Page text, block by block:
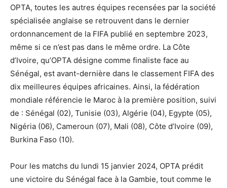
OPTA, toutes les autres équipes recensées par la société
spécialisée anglaise se retrouvent dans le dernier
ordonnancement de la FIFA publié en septembre 2023,
même si ce n’est pas dans le même ordre. La Côte
d’Ivoire, qu’OPTA désigne comme finaliste face au
Sénégal, est avant-dernière dans le classement FIFA des
dix meilleures équipes africaines. Ainsi, la fédération
mondiale référencie le Maroc à la première position, suivi
de : Sénégal (02), Tunisie (03), Algérie (04), Egypte (05),
Nigéria (06), Cameroun (07), Mali (08), Côte d’Ivoire (09),
Burkina Faso (10).
Pour les matchs du lundi 15 janvier 2024, OPTA prédit
une victoire du Sénégal face à la Gambie, tout comme le